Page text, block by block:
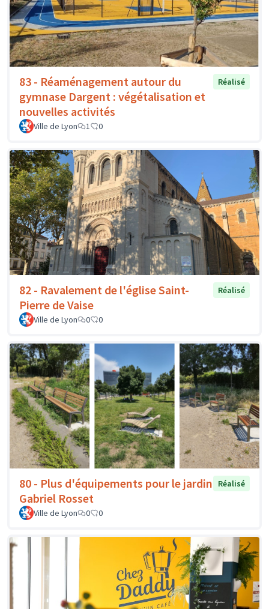
83 - Réaménagement autour du
gymnase Dargent : végétalisation et
nouvelles activités
Réalisé
Ville de Lyon 1 0
82 - Ravalement de l'église Saint-
Pierre de Vaise
Réalisé
Ville de Lyon 0 0
80 - Plus d'équipements pour le jardin
Gabriel Rosset
Réalisé
Ville de Lyon 0 0